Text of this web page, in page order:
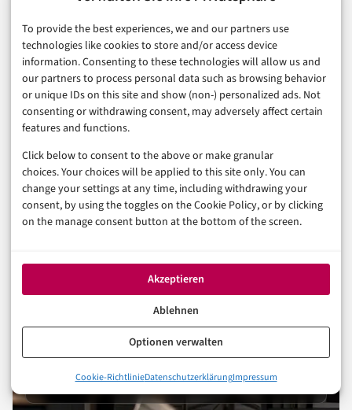
To provide the best experiences, we and our partners use
technologies like cookies to store and/or access device
information. Consenting to these technologies will allow us and
our partners to process personal data such as browsing behavior
or unique IDs on this site and show (non-) personalized ads. Not
consenting or withdrawing consent, may adversely affect certain
features and functions.
Click below to consent to the above or make granular
choices. Your choices will be applied to this site only. You can
change your settings at any time, including withdrawing your
consent, by using the toggles on the Cookie Policy, or by clicking
on the manage consent button at the bottom of the screen.
Akzeptieren
Ablehnen
Optionen verwalten
Cookie-RichtlinieDatenschutzerklärungImpressum
Amazon Pforzheim, E-Commerce
Logistik, Onlinehandel: 5
30. Juli 2026
Reichweite in E-Commerce
& Handel
Sponsored Post
Gastartikel